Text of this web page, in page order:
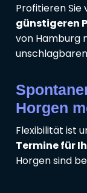
Profitieren Sie
günstigeren
von Hamburg
Horgen
Flexibilität ist
Termine für
Horgen sind